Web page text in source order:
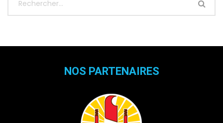
NOS PARTENAIRES